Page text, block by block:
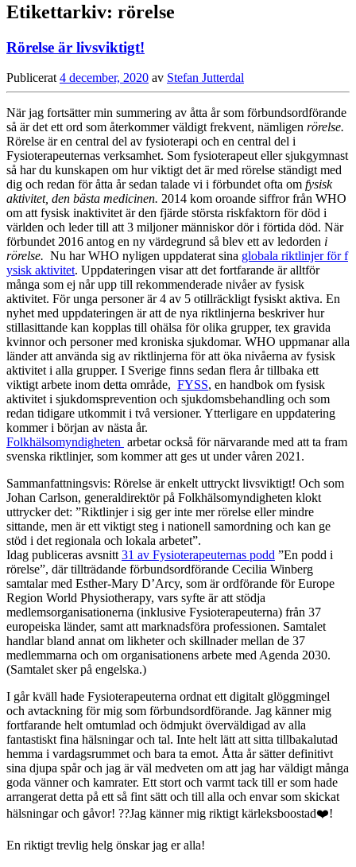
Etikettarkiv: rörelse
Rörelse är livsviktigt!
Publicerat 4 december, 2020 av Stefan Jutterdal
När jag fortsätter min summering av åtta år som förbundsordförande
så är det ett ord som återkommer väldigt frekvent, nämligen rörelse.
Rörelse är en central del av fysioterapi och en central del i
Fysioterapeuternas verksamhet. Som fysioterapeut eller sjukgymnast
så har du kunskapen om hur viktigt det är med rörelse ständigt med
dig och redan för åtta år sedan talade vi i förbundet ofta om fysisk
aktivitet, den bästa medicinen. 2014 kom oroande siffror från WHO
om att fysisk inaktivitet är den fjärde största riskfaktorn för död i
världen och leder till att 3 miljoner människor dör i förtida död. När
förbundet 2016 antog en ny värdegrund så blev ett av ledorden i
rörelse. Nu har WHO nyligen uppdaterat sina globala riktlinjer för f
ysisk aktivitet. Uppdateringen visar att det fortfarande är alltför
många som ej når upp till rekommenderade nivåer av fysisk
aktivitet. För unga personer är 4 av 5 otillräckligt fysiskt aktiva. En
nyhet med uppdateringen är att de nya riktlinjerna beskriver hur
stillasittande kan kopplas till ohälsa för olika grupper, tex gravida
kvinnor och personer med kroniska sjukdomar. WHO uppmanar alla
länder att använda sig av riktlinjerna för att öka nivåerna av fysisk
aktivitet i alla grupper. I Sverige finns sedan flera år tillbaka ett
viktigt arbete inom detta område, FYSS, en handbok om fysisk
aktivitet i sjukdomsprevention och sjukdomsbehandling och som
redan tidigare utkommit i två versioner. Ytterligare en uppdatering
kommer i början av nästa år.
Folkhälsomyndigheten arbetar också för närvarande med att ta fram
svenska riktlinjer, som kommer att ges ut under våren 2021.
Sammanfattningsvis: Rörelse är enkelt uttryckt livsviktigt! Och som
Johan Carlson, generaldirektör på Folkhälsomyndigheten klokt
uttrycker det: ”Riktlinjer i sig ger inte mer rörelse eller mindre
sittande, men är ett viktigt steg i nationell samordning och kan ge
stöd i det regionala och lokala arbetet”.
Idag publiceras avsnitt 31 av Fysioterapeuternas podd ”En podd i
rörelse”, där tillträdande förbundsordförande Cecilia Winberg
samtalar med Esther-Mary D’Arcy, som är ordförande för Europe
Region World Physiotherapy, vars syfte är att stödja
medlemsorganisationerna (inklusive Fysioterapeuterna) från 37
europeiska länder, samt att marknadsföra professionen. Samtalet
handlar bland annat om likheter och skillnader mellan de 37
medlemmarna och om organisationens arbete med Agenda 2030.
(Samtalet sker på engelska.)
I går kväll hade Fysioterapeuterna ordnat ett digitalt glöggmingel
och avtackning för mig som förbundsordförande. Jag känner mig
fortfarande helt omtumlad och ödmjukt överväldigad av alla
fantastiskt fina hälsningar och tal. Inte helt lätt att sitta tillbakalutad
hemma i vardagsrummet och bara ta emot. Åtta år sätter definitivt
sina djupa spår och jag är väl medveten om att jag har väldigt många
goda vänner och kamrater. Ett stort och varmt tack till er som hade
arrangerat detta på ett så fint sätt och till alla och envar som skickat
hälsningar och gåvor! ??Jag känner mig riktigt kärleksboostad❤️!
En riktigt trevlig helg önskar jag er alla!